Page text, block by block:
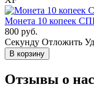
Монета 10 копеек
800 руб.
Cекунду Отложить
В корзину
Отзывы о нас